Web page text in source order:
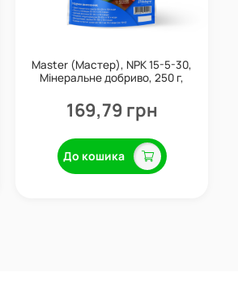
Master (Мастер), NPK 15-5-30,
Мінеральне добриво, 250 г,
169,79 грн
До кошика